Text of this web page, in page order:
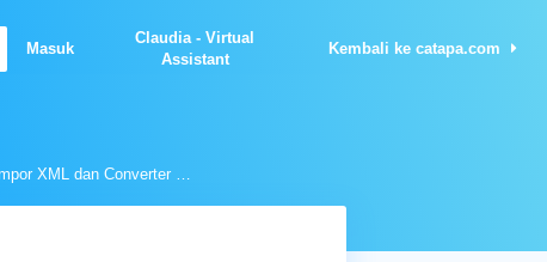
Masuk
Claudia - Virtual
Assistant
Kembali ke catapa.com
Panduan Format Impor XML dan Converter Excel BPA1 (Bukti Potong A1)